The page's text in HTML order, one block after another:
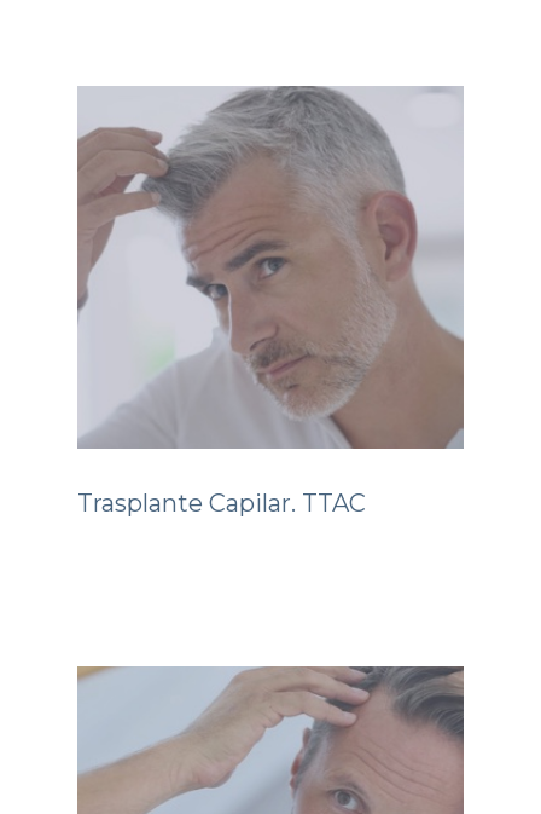
Trasplante Capilar. TTAC